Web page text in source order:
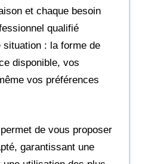
et chaque besoin
qualifié
: la forme de
disponible, vos
vos préférences
de vous proposer
garantissant une